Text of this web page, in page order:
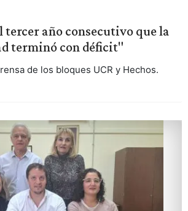
tercer año consecutivo que la
terminó con déficit"
de los bloques UCR y Hechos.